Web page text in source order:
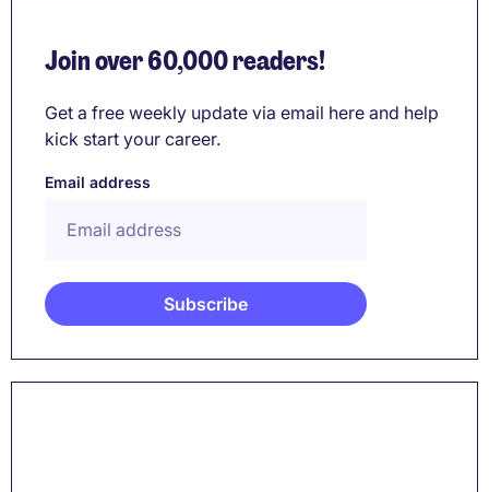
Join over 60,000 readers!
Get a free weekly update via email here and help
kick start your career.
Email address